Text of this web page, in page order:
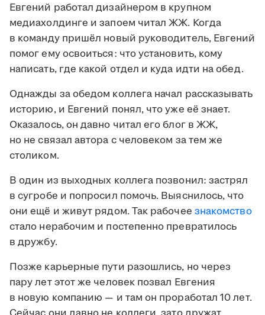
Евгений работал дизайнером в крупном
медиахолдинге и запоем читал ЖЖ. Когда
в команду пришёл новый руководитель, Евгений
помог ему освоиться: что установить, кому
написать, где какой отдел и куда идти на обед.
Однажды за обедом коллега начал рассказывать
историю, и Евгений понял, что уже её знает.
Оказалось, он давно читал его блог в ЖЖ,
но не связал автора с человеком за тем же
столиком.
В один из выходных коллега позвонил: застрял
в сугробе и попросил помочь. Выяснилось, что
они ещё и живут рядом. Так рабочее знакомство
стало нерабочим и постепенно превратилось
в дружбу.
Позже карьерные пути разошлись, но через
пару лет этот же человек позвал Евгения
в новую компанию — и там он проработал 10 лет.